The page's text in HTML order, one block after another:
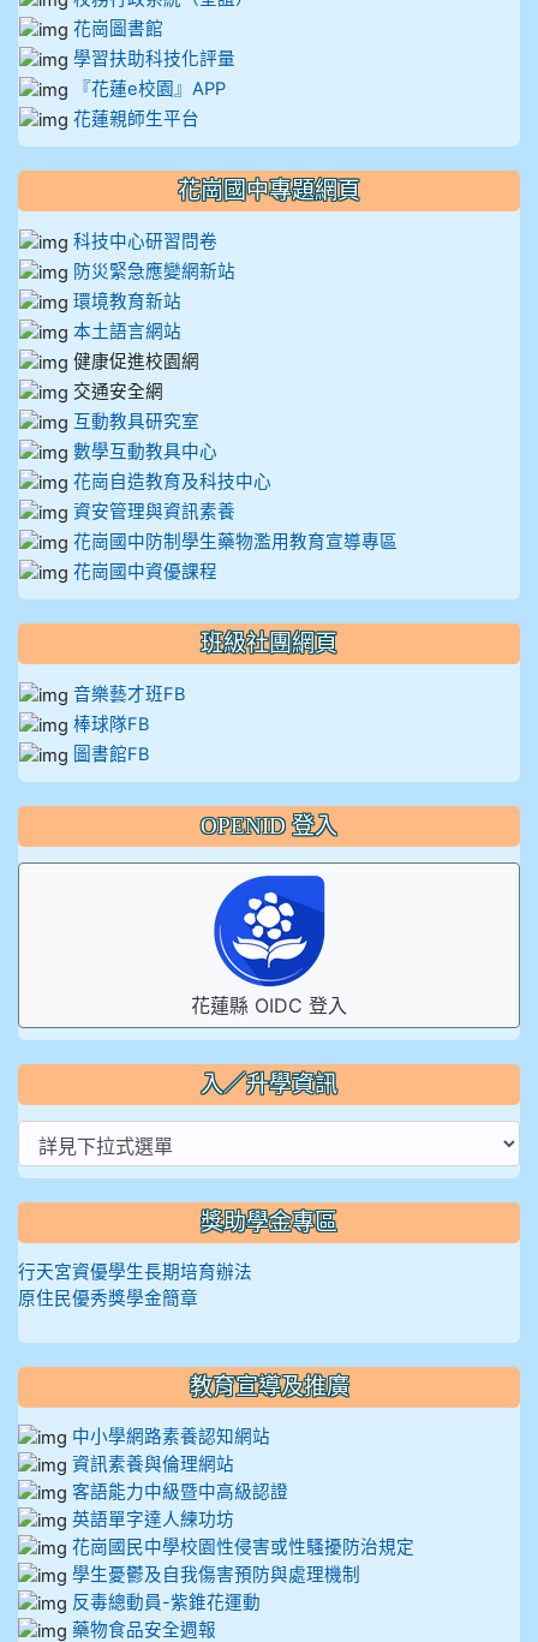
花崗圖書館
學習扶助科技化評量
『花蓮e校園』APP
花蓮親師生平台
花崗國中專題網頁
科技中心研習問卷
防災緊急應變網新站
環境教育新站
本土語言網站
健康促進校園網
交通安全網
互動教具研究室
數學互動教具中心
花崗自造教育及科技中心
資安管理與資訊素養
花崗國中防制學生藥物濫用教育宣導專區
花崗國中資優課程
班級社團網頁
音樂藝才班FB
棒球隊FB
圖書館FB
OPENID 登入
花蓮縣 OIDC 登入
入／升學資訊
獎助學金專區
行天宮資優學生長期培育辦法
原住民優秀獎學金簡章
教育宣導及推廣
中小學網路素養認知網站
資訊素養與倫理網站
客語能力中級暨中高級認證
英語單字達人練功坊
花崗國民中學校園性侵害或性騷擾防治規定
學生憂鬱及自我傷害預防與處理機制
反毒總動員-紫錐花運動
藥物食品安全週報